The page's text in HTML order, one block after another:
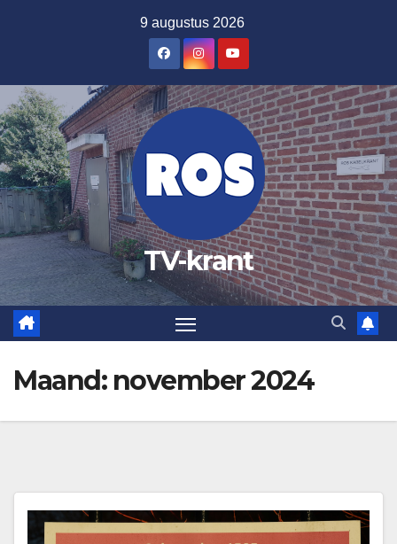
inhoud
9 augustus 2026
TV-krant
Maand: november 2024